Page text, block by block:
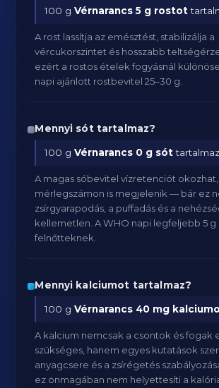
100 gVérnarancs 5 g rostot
A rost lassítja az emésztést, stabilizálja a
vércukorszintet és hosszabb
ezért a rostos ételek fogyásnál
napi ajánlott rostbevitel 25–30 g.
Mennyi sót tartalmaz?
100 gVérnarancs 0 g sóttartalmaz.
A magas sóbevitel vízretenciót okozhat,
mérlegszámon is megjelenik — bár ez
zsírgyarapodás, a puffadás és a
kellemetlen. A WHO napi legfeljebb 5 g
felnőtteknek.
Mennyi kalciumot tartalmaz?
100 gVérnarancs 40 mg
A kalcium nemcsak a csontok és fogak
szükséges, hanem egyes kutatások
anyagcsere és a zsírégetés
ez önmagában nem helyettesíti a